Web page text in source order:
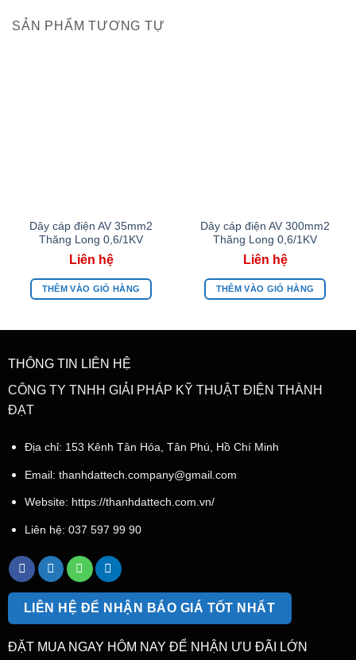
SẢN PHẨM TƯƠNG TỰ
Dây cáp điện AV 35mm2
Thăng Long 0,6/1KV
THÊM VÀO GIỎ HÀNG
Dây cáp điện AV 300mm2
Thăng Long 0,6/1KV
THÊM VÀO GIỎ HÀNG
THÔNG TIN LIÊN HỆ
CÔNG TY TNHH GIẢI PHÁP KỸ THUẬT ĐIỆN THÀNH
ĐẠT
Địa chỉ: 153 Kênh Tân Hóa, Tân Phú, Hồ Chí Minh
Email: thanhdattech.company@gmail.com
Website: https://thanhdattech.com.vn/
Liên hệ: 037 597 99 90
LIÊN HỆ ĐỂ NHẬN BÁO GIÁ TỐT NHẤT
ĐẶT MUA NGAY HÔM NAY ĐỂ NHẬN ƯU ĐÃI LỚN